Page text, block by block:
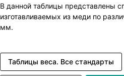
В данной таблицы представлены
изготавливаемых из меди по
мм.
Таблицы веса. Все стандарты